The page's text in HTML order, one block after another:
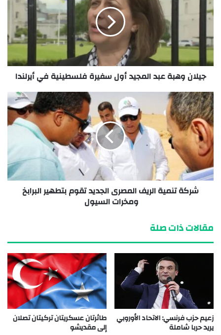
جيلان وهبة عبد المجيد أول سفيرة فلسطينية في أيرلندا
شركة تنمية الريف المصرى الجديد تقوم بتطهير البرابخ
ومخرات السيول
مقالات ذات صلة
زعيم حزب فرنسي: الاتحاد الأوروبي
يريد حربا شاملة
طائرتان عسكريتان تركيتان تصلان
إلى مقديشو